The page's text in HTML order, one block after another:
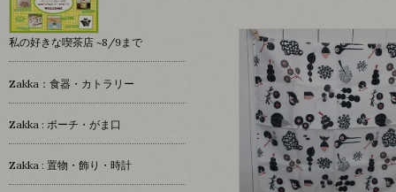
私の好きな喫茶店 ~8/9まで
Zakka：食器・カトラリー
Zakka : ポーチ・がま口
Zakka : 置物・飾り・時計